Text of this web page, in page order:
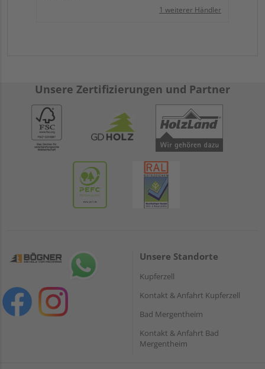
1 weiterer Händler
Unsere Zertifizierungen und Partner
Unsere Standorte
Kupferzell
Kontakt & Anfahrt Kupferzell
Bad Mergentheim
Kontakt & Anfahrt Bad
Mergentheim